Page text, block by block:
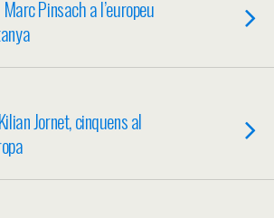
Pinsach a l’europeu
Jornet, cinquens al